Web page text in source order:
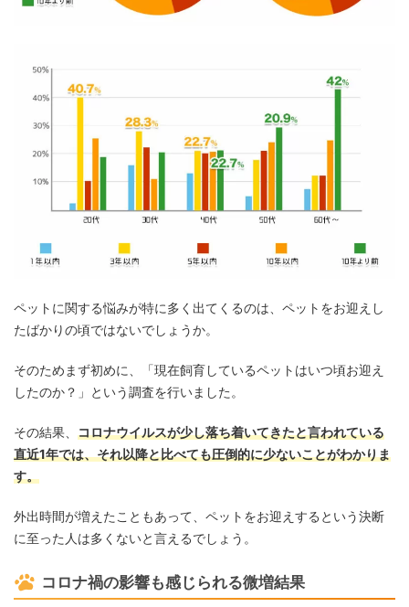
ペットに関する悩みが特に多く出てくるのは、ペットをお迎えし
たばかりの頃ではないでしょうか。
そのためまず初めに、「現在飼育しているペットはいつ頃お迎え
したのか？」という調査を行いました。
その結果、 コロナウイルスが少し落ち着いてきたと言われている
直近1年では、それ以降と比べても圧倒的に少ないことがわかりま
す。
外出時間が増えたこともあって、ペットをお迎えするという決断
に至った人は多くないと言えるでしょう。
コロナ禍の影響も感じられる微増結果